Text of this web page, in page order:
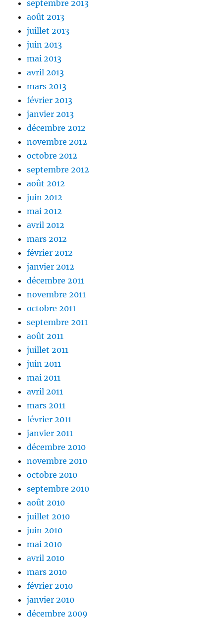
septembre 2013
août 2013
juillet 2013
juin 2013
mai 2013
avril 2013
mars 2013
février 2013
janvier 2013
décembre 2012
novembre 2012
octobre 2012
septembre 2012
août 2012
juin 2012
mai 2012
avril 2012
mars 2012
février 2012
janvier 2012
décembre 2011
novembre 2011
octobre 2011
septembre 2011
août 2011
juillet 2011
juin 2011
mai 2011
avril 2011
mars 2011
février 2011
janvier 2011
décembre 2010
novembre 2010
octobre 2010
septembre 2010
août 2010
juillet 2010
juin 2010
mai 2010
avril 2010
mars 2010
février 2010
janvier 2010
décembre 2009